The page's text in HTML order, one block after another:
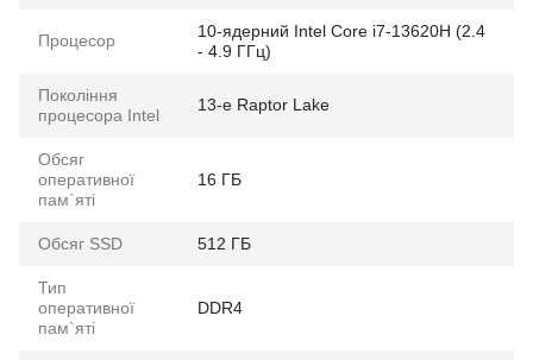
Процесор
10-ядерний Intel Core i7-13620H (2.4
- 4.9 ГГц)
Покоління
процесора Intel
13-е Raptor Lake
Обсяг
оперативної
пам`яті
16 ГБ
Обсяг SSD 512 ГБ
Тип
оперативної
пам`яті
DDR4